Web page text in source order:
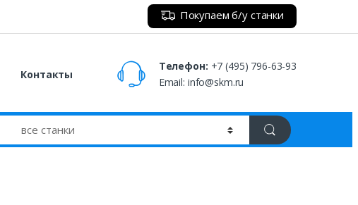
Покупаем б/у станки
Контакты
Телефон: +7 (495) 796-63-93
Email: info@skm.ru